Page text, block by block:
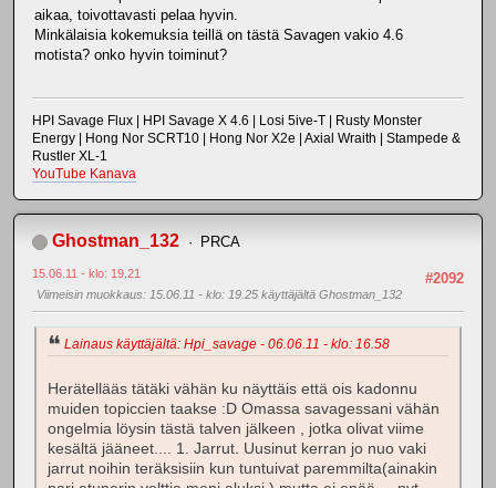
aikaa, toivottavasti pelaa hyvin.
Minkälaisia kokemuksia teillä on tästä Savagen vakio 4.6
motista? onko hyvin toiminut?
HPI Savage Flux | HPI Savage X 4.6 | Losi 5ive-T | Rusty Monster
Energy | Hong Nor SCRT10 | Hong Nor X2e | Axial Wraith | Stampede &
Rustler XL-1
YouTube Kanava
Ghostman_132 PRCA
#2092
15.06.11 - klo: 19.21
Viimeisin muokkaus: 15.06.11 - klo: 19.25 käyttäjältä Ghostman_132
Lainaus käyttäjältä: Hpi_savage - 06.06.11 - klo: 16.58
Herätellääs tätäki vähän ku näyttäis että ois kadonnu
muiden topiccien taakse :D Omassa savagessani vähän
ongelmia löysin tästä talven jälkeen , jotka olivat viime
kesältä jääneet.... 1. Jarrut. Uusinut kerran jo nuo vaki
jarrut noihin teräksisiin kun tuntuivat paremmilta(ainakin